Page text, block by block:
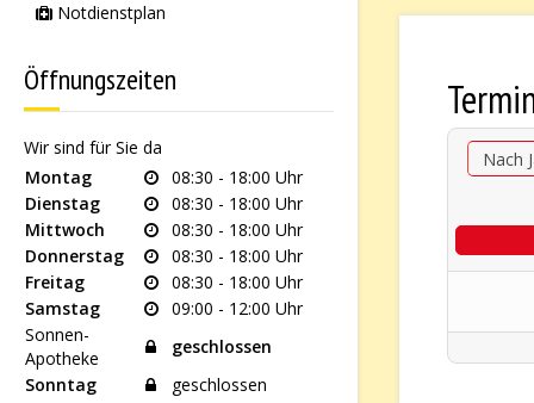
Notdienstplan
Öffnungszeiten
Wir sind für Sie da
Montag
08:30 - 18:00 Uhr
Dienstag
08:30 - 18:00 Uhr
Mittwoch
08:30 - 18:00 Uhr
Donnerstag
08:30 - 18:00 Uhr
Freitag
08:30 - 18:00 Uhr
Samstag
09:00 - 12:00 Uhr
Sonnen-
Apotheke
geschlossen
Sonntag
geschlossen
Nach